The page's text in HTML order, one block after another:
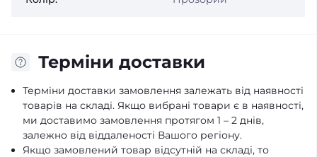
Терміни доставки
Терміни доставки замовлення залежать від наявності
товарів на складі. Якщо вибрані товари є в наявності,
ми доставимо замовлення протягом 1 – 2 днів,
залежно від віддаленості Вашого регіону.
Якщо замовлений товар відсутній на складі, то